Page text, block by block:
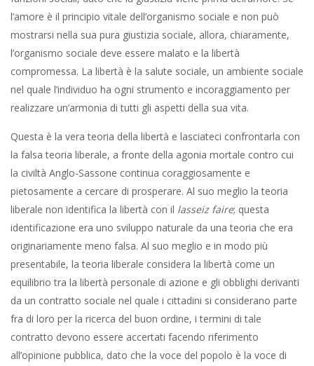
l’amore è il principio vitale dell’organismo sociale e non può
mostrarsi nella sua pura giustizia sociale, allora, chiaramente,
l’organismo sociale deve essere malato e la libertà
compromessa. La libertà è la salute sociale, un ambiente sociale
nel quale l’individuo ha ogni strumento e incoraggiamento per
realizzare un’armonia di tutti gli aspetti della sua vita.
Questa è la vera teoria della libertà e lasciateci confrontarla con
la falsa teoria liberale, a fronte della agonia mortale contro cui
la civiltà Anglo-Sassone continua coraggiosamente e
pietosamente a cercare di prosperare. Al suo meglio la teoria
liberale non identifica la libertà con il lasseiz faire; questa
identificazione era uno sviluppo naturale da una teoria che era
originariamente meno falsa. Al suo meglio e in modo più
presentabile, la teoria liberale considera la libertà come un
equilibrio tra la libertà personale di azione e gli obblighi derivanti
da un contratto sociale nel quale i cittadini si considerano parte
fra di loro per la ricerca del buon ordine, i termini di tale
contratto devono essere accertati facendo riferimento
all’opinione pubblica, dato che la voce del popolo è la voce di